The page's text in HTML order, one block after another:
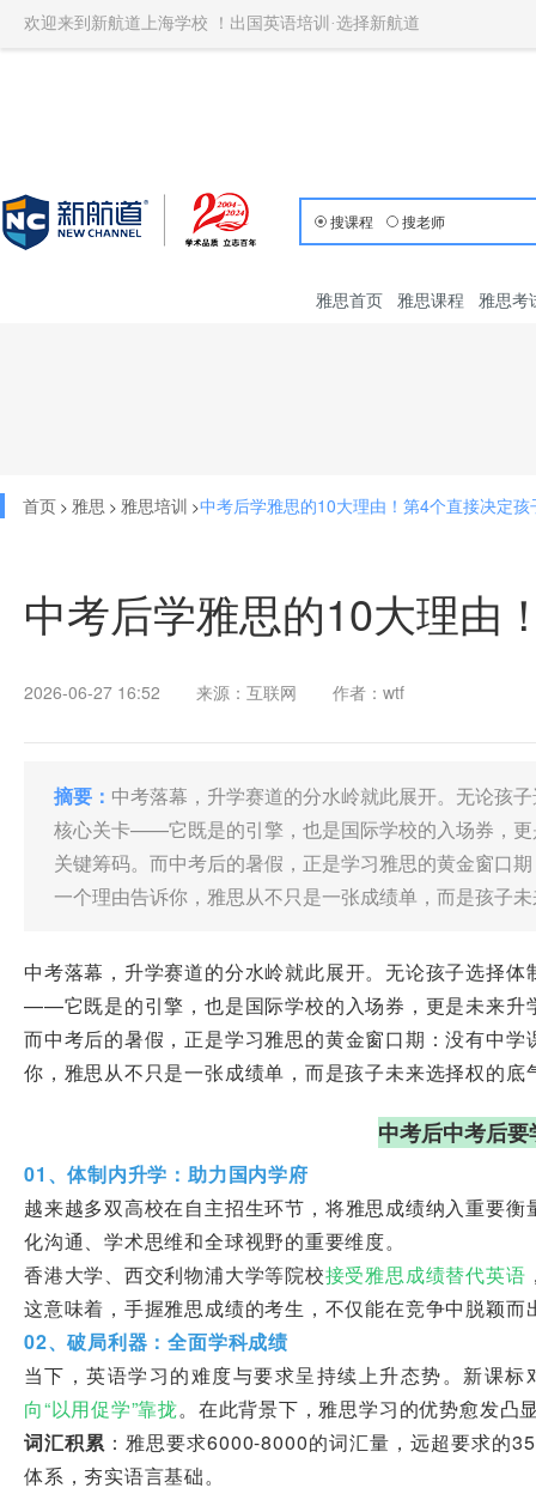
欢迎来到新航道上海学校 ！出国英语培训·选择新航道
搜课程 搜老师
雅思首页 雅思课程 雅思考
首页 > 雅思 > 雅思培训 >中考后学雅思的10大理由！第4个直接决定
中考后学雅思的10大理由
2026-06-27 16:52 来源：互联网 作者：wtf
摘要： 中考落幕，升学赛道的分水岭就此展开。无论孩
核心关卡——它既是的引擎，也是国际学校的入场券，
关键筹码。而中考后的暑假，正是学习雅思的黄金窗口
一个理由告诉你，雅思从不只是一张成绩单，而是孩子
中考落幕，升学赛道的分水岭就此展开。无论孩子选择
——它既是的引擎，也是国际学校的入场券，更是未来升
而中考后的暑假，正是学习雅思的黄金窗口期：没有中
你，雅思从不只是一张成绩单，而是孩子未来选择权的底
中考后中考后
01、体制内升学：助力国内学府
越来越多双高校在自主招生环节，将雅思成绩纳入重要
化沟通、学术思维和全球视野的重要维度。
香港大学、西交利物浦大学等院校接受雅思成绩替代英语
这意味着，手握雅思成绩的考生，不仅能在竞争中脱颖
02、破局利器：全面学科成绩
当下，英语学习的难度与要求呈持续上升态势。新课
向“以用促学”靠拢。在此背景下，雅思学习的优势愈发凸
词汇积累 ：雅思要求6000-8000的词汇量，远超要求的
体系，夯实语言基础。